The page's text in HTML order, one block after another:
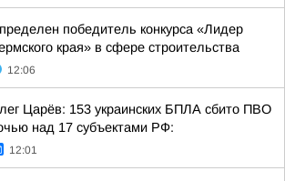
победитель конкурса «Лидер
края» в сфере строительства
12:06
Царёв: 153 украинских БПЛА сбито ПВО
над 17 субъектами РФ:
12:01